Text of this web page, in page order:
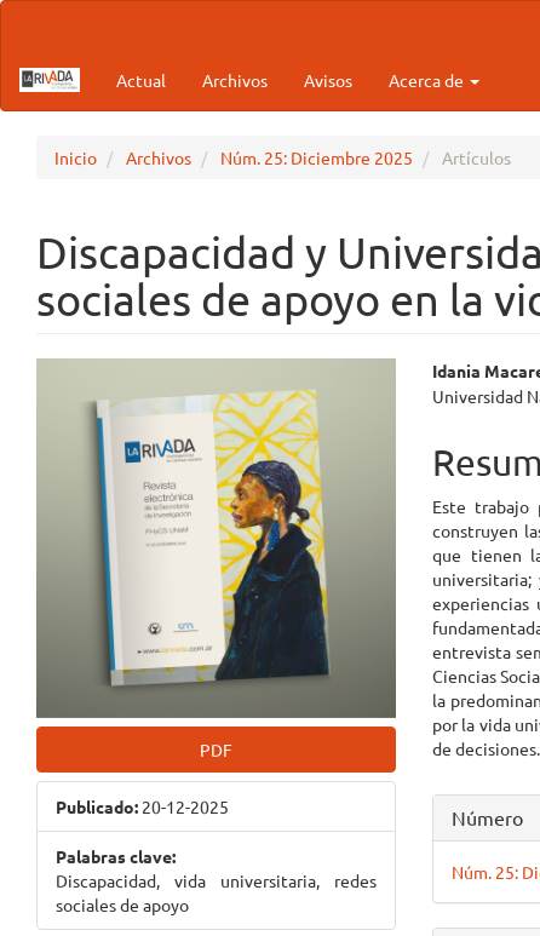
principal
Barra
Actual Archivos Avisos Acerca de
Inicio Archivos Núm. 25: Diciembre 2025 Artículos
Discapacidad y
sociales de apoyo en la
lateral
artículo
PDF
Publicado: 20-12-2025
Palabras clave:
Discapacidad, vida universitaria, redes
sociales de apoyo
del
Idania
Universidad
Este trabajo
construyen
que tienen
entrevista
Ciencias
la
por la vida
de decisiones.
del
Número
Núm. 25: